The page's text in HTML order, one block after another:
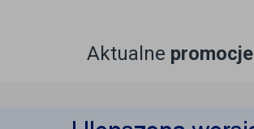
Aktualne promocje